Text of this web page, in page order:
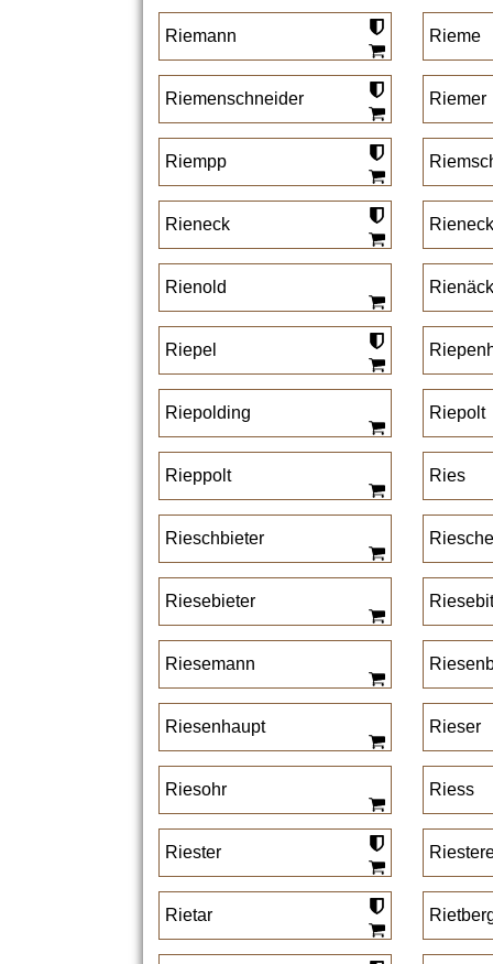
Riemann Rieme
Riemenschneider Riemer
Riempp
Rieneck
Rienold
Riepel
Riepolding Riepolt
Rieppolt Ries
Rieschbieter
Riesebieter
Riesemann
Riesenhaupt Rieser
Riesohr Riess
Riester
Rietar